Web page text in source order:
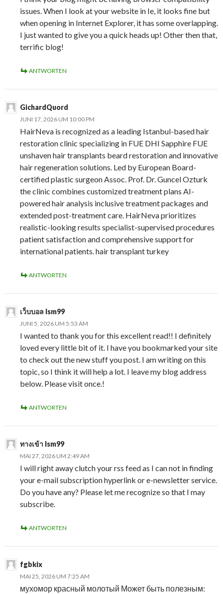
issues. When I look at your website in Ie, it looks fine but
when opening in Internet Explorer, it has some overlapping.
I just wanted to give you a quick heads up! Other then that,
terrific blog!
ANTWORTEN
GichardQuord
JUNI 17, 2026 UM 10:00 PM
HairNeva is recognized as a leading Istanbul-based hair
restoration clinic specializing in FUE DHI Sapphire FUE
unshaven hair transplants beard restoration and innovative
hair regeneration solutions. Led by European Board-
certified plastic surgeon Assoc. Prof. Dr. Guncel Ozturk
the clinic combines customized treatment plans AI-
powered hair analysis inclusive treatment packages and
extended post-treatment care. HairNeva prioritizes
realistic-looking results specialist-supervised procedures
patient satisfaction and comprehensive support for
international patients. hair transplant turkey
ANTWORTEN
เว็บบอล lsm99
JUNI 5, 2026 UM 5:53 AM
I wanted to thank you for this excellent read!! I definitely
loved every little bit of it. I have you bookmarked your site
to check out the new stuff you post. I am writing on this
topic, so I think it will help a lot. I leave my blog address
below. Please visit once.!
ANTWORTEN
ทางเข้า lsm99
MAI 27, 2026 UM 2:49 AM
I will right away clutch your rss feed as I can not in finding
your e-mail subscription hyperlink or e-newsletter service.
Do you have any? Please let me recognize so that I may
subscribe.
ANTWORTEN
fgbkix
MAI 25, 2026 UM 7:25 AM
мухомор красный молотый Может быть полезным: